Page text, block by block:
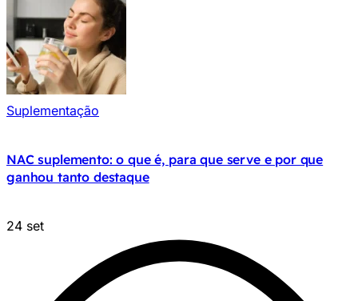
Suplementação
NAC suplemento: o que é, para que serve e por que
ganhou tanto destaque
24 set